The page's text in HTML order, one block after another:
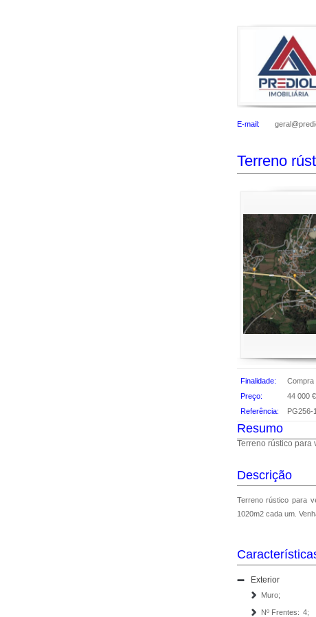
E-mail:
Finalidade:
Compra
Preço:
44 000 €
Referência:
PG256-1
Resumo
Descrição
Terreno rústico para venda em Tamel (Santa Leocádia) - Barcelos
1020m2 cada um.
Exterior
Muro;
Nº Frentes: 4;